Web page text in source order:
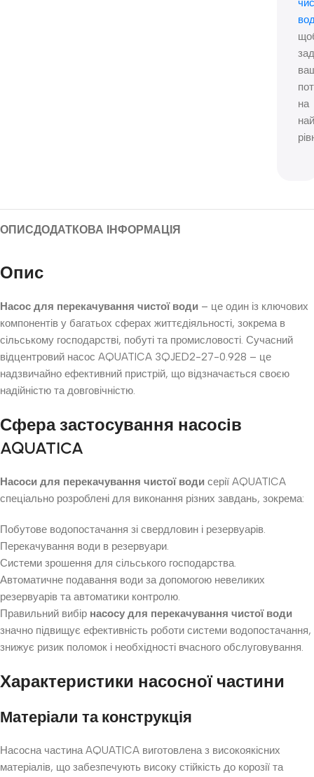
на
ОПИСДОДАТКОВА ІНФОРМАЦІЯ
Опис
Насос для перекачування чистої води – це один із ключових
компонентів у багатьох сферах життєдіяльності, зокрема в
сільському господарстві, побуті та промисловості. Сучасний
відцентровий насос AQUATICA 3QJED2-27-0.928 – це
надзвичайно ефективний пристрій, що відзначається своєю
надійністю та довговічністю.
Сфера застосування насосів
AQUATICA
Насоси для перекачування чистої води серії AQUATICA
спеціально розроблені для виконання різних завдань, зокрема:
Побутове водопостачання зі свердловин і резервуарів.
Перекачування води в резервуари.
Системи зрошення для сільського господарства.
Автоматичне подавання води за допомогою невеликих
резервуарів та автоматики контролю.
Правильний вибір насосу для перекачування чистої води
значно підвищує ефективність роботи системи водопостачання,
знижує ризик поломок і необхідності вчасного обслуговування.
Характеристики насосної частини
Матеріали та конструкція
Насосна частина AQUATICA виготовлена з високоякісних
матеріалів, що забезпечують високу стійкість до корозії та